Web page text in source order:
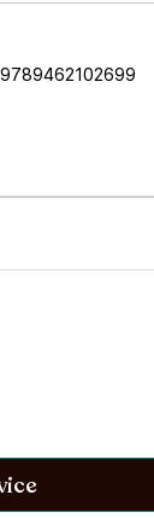
9789462102699